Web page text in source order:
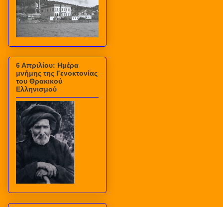
6 Απριλίου: Ημέρα
μνήμης της Γενοκτονίας
του Θρακικού
Ελληνισμού